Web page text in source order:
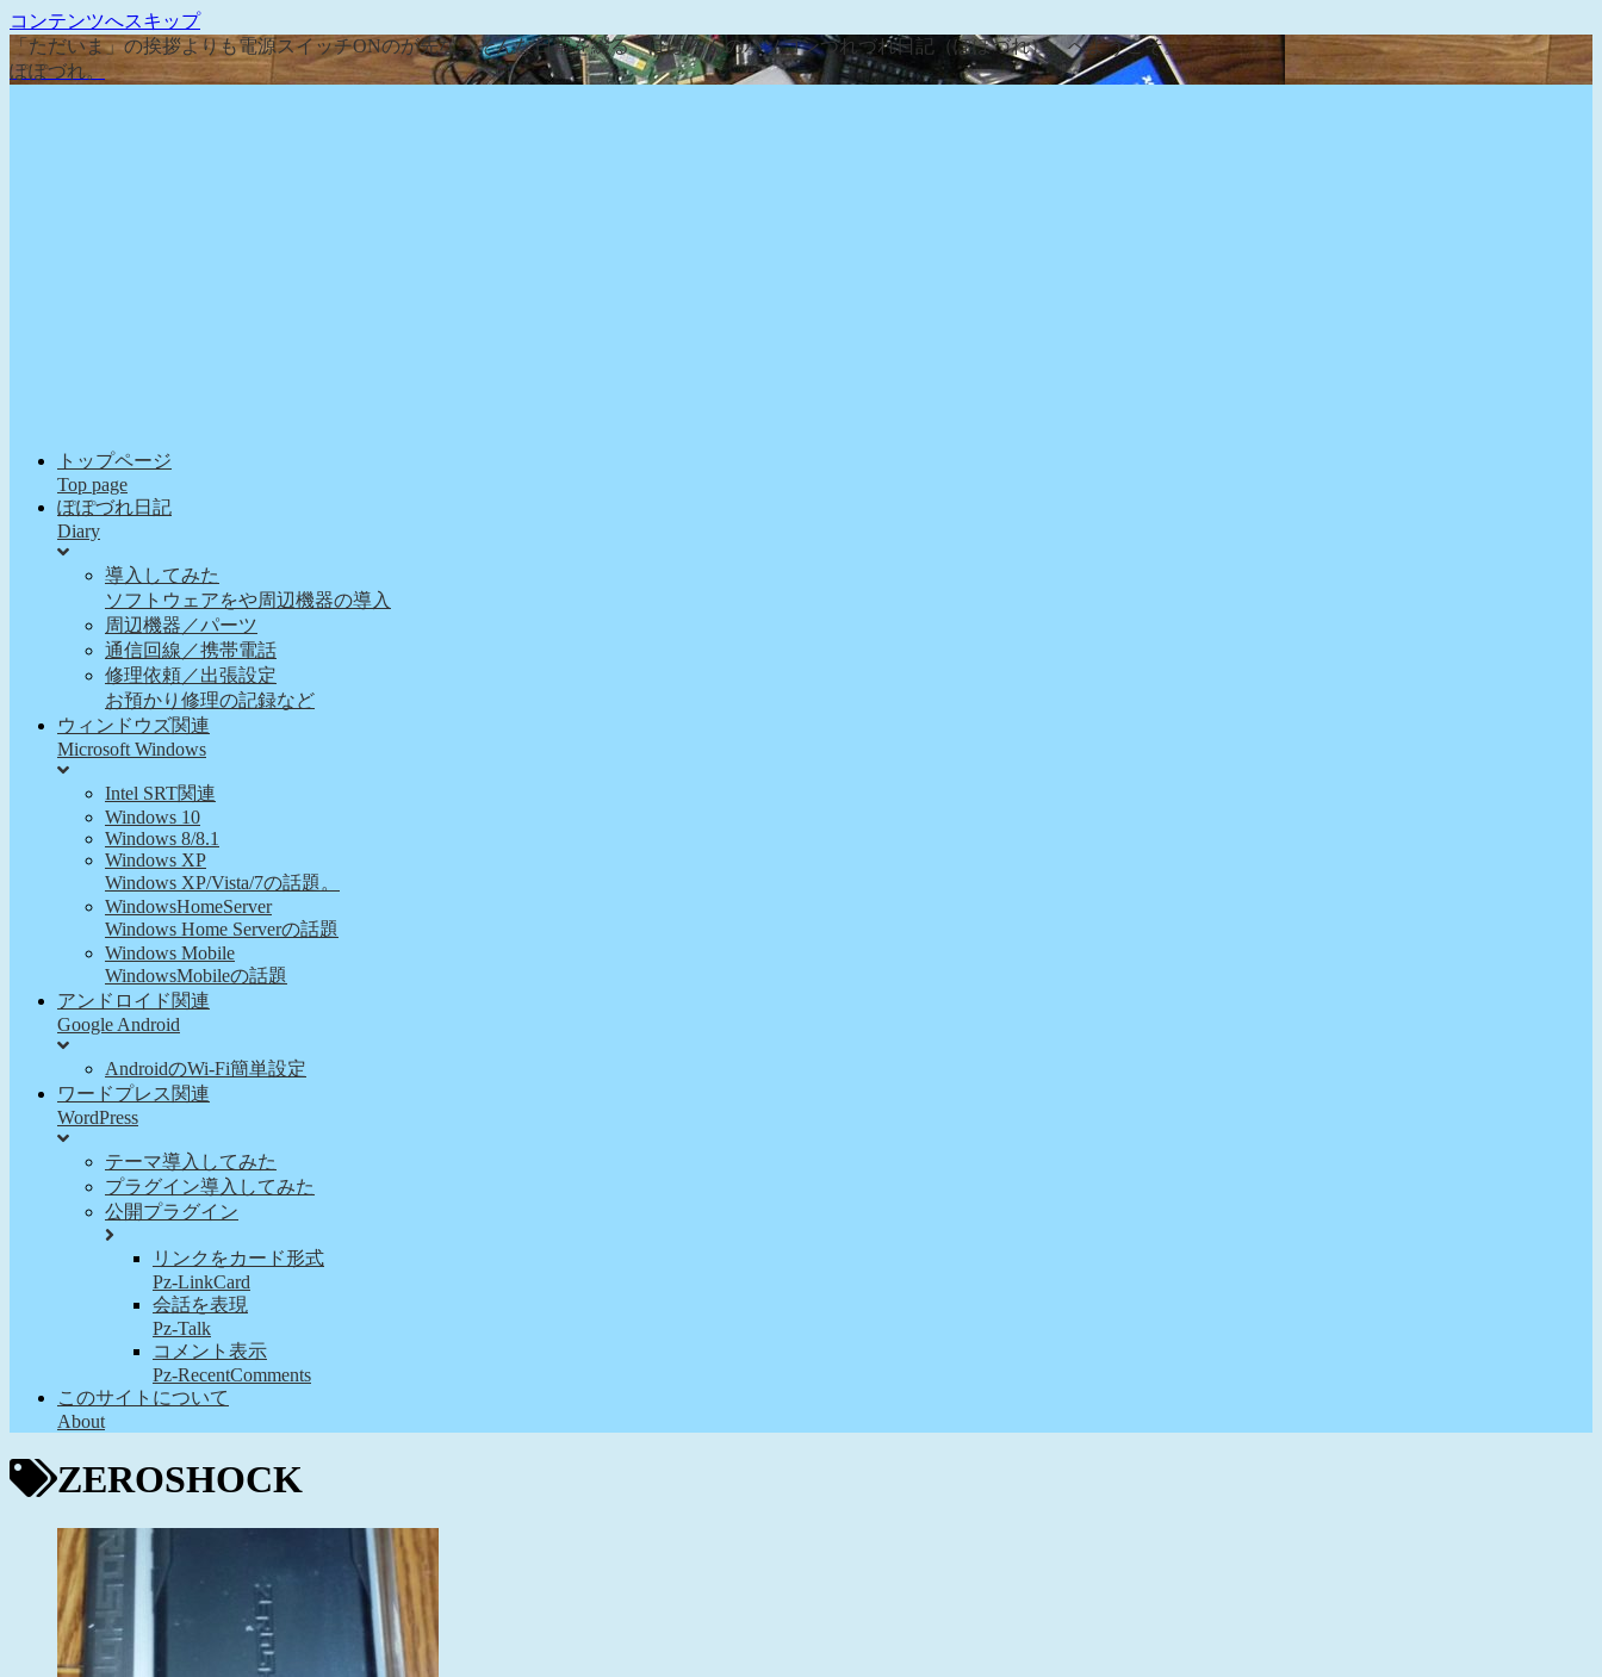
コンテンツへスキップ
「ただいま」の挨拶よりも電源スイッチONのが先な、そんな日常を綴る『ぽぽろんのパソコンつれづれ日記（ぽぽづれ）』へようこそ。
ぽぽづれ。
トップページ
Top page
ぽぽづれ日記
Diary
導入してみた
ソフトウェアをや周辺機器の導入
周辺機器／パーツ
通信回線／携帯電話
修理依頼／出張設定
お預かり修理の記録など
ウィンドウズ関連
Microsoft Windows
Intel SRT関連
Windows 10
Windows 8/8.1
Windows XP
Windows XP/Vista/7の話題。
WindowsHomeServer
Windows Home Serverの話題
Windows Mobile
WindowsMobileの話題
アンドロイド関連
Google Android
AndroidのWi-Fi簡単設定
ワードプレス関連
WordPress
テーマ導入してみた
プラグイン導入してみた
公開プラグイン
リンクをカード形式
Pz-LinkCard
会話を表現
Pz-Talk
コメント表示
Pz-RecentComments
このサイトについて
About
ZEROSHOCK